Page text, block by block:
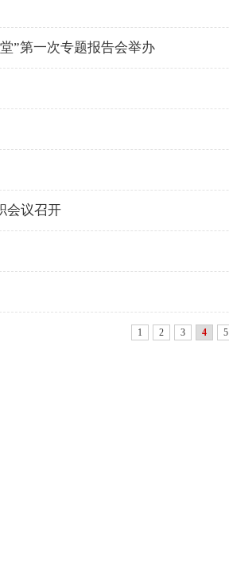
”第一次专题报告会举办
会议召开
1 2 3 4 5